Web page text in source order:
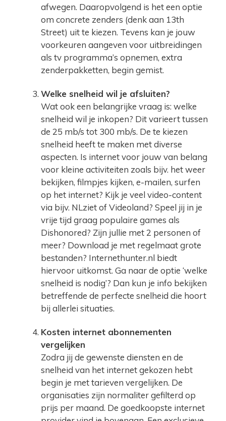
afwegen. Daaropvolgend is het een optie
om concrete zenders (denk aan 13th
Street) uit te kiezen. Tevens kan je jouw
voorkeuren aangeven voor uitbreidingen
als tv programma’s opnemen, extra
zenderpakketten, begin gemist.
Welke snelheid wil je afsluiten?
Wat ook een belangrijke vraag is: welke
snelheid wil je inkopen? Dit varieert tussen
de 25 mb/s tot 300 mb/s. De te kiezen
snelheid heeft te maken met diverse
aspecten. Is internet voor jouw van belang
voor kleine activiteiten zoals bijv. het weer
bekijken, filmpjes kijken, e-mailen, surfen
op het internet? Kijk je veel video-content
via bijv. NLziet of Videoland? Speel jij in je
vrije tijd graag populaire games als
Dishonored? Zijn jullie met 2 personen of
meer? Download je met regelmaat grote
bestanden? Internethunter.nl biedt
hiervoor uitkomst. Ga naar de optie ‘welke
snelheid is nodig’? Dan kun je info bekijken
betreffende de perfecte snelheid die hoort
bij allerlei situaties.
Kosten internet abonnementen
vergelijken
Zodra jij de gewenste diensten en de
snelheid van het internet gekozen hebt
begin je met tarieven vergelijken. De
organisaties zijn normaliter gefilterd op
prijs per maand. De goedkoopste internet